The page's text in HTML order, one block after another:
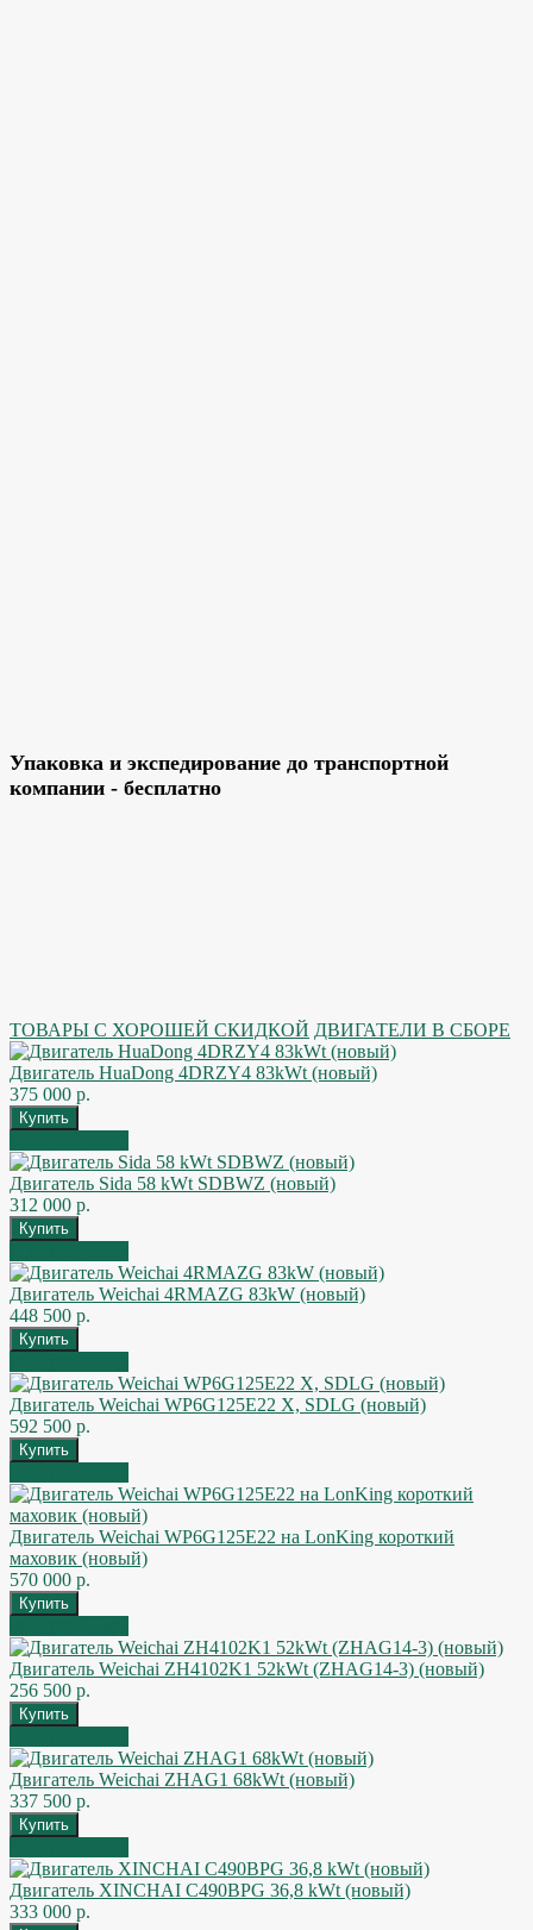
Упаковка и экспедирование до транспортной
компании - бесплатно
ТОВАРЫ С ХОРОШЕЙ СКИДКОЙ ДВИГАТЕЛИ В СБОРЕ
Двигатель HuaDong 4DRZY4 83kWt (новый)
375 000 р.
Двигатель Sida 58 kWt SDBWZ (новый)
312 000 р.
Двигатель Weichai 4RMAZG 83kW (новый)
448 500 р.
Двигатель Weichai WP6G125E22 X, SDLG (новый)
592 500 р.
Двигатель Weichai WP6G125E22 на LonKing короткий
маховик (новый)
570 000 р.
Двигатель Weichai ZH4102K1 52kWt (ZHAG14-3) (новый)
256 500 р.
Двигатель Weichai ZHAG1 68kWt (новый)
337 500 р.
Двигатель XINCHAI C490BPG 36,8 kWt (новый)
333 000 р.